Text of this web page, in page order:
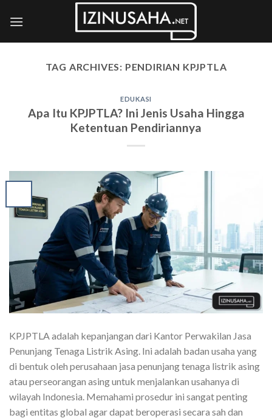
TAG ARCHIVES: PENDIRIAN KPJPTLA
EDUKASI
Apa Itu KPJPTLA? Ini Jenis Usaha Hingga
Ketentuan Pendiriannya
KPJPTLA adalah kepanjangan dari Kantor Perwakilan Jasa
Penunjang Tenaga Listrik Asing. Ini adalah badan usaha yang
di bentuk oleh perusahaan jasa penunjang tenaga listrik asing
atau perseorangan asing untuk menjalankan usahanya di
wilayah Indonesia. Memahami prosedur ini sangat penting
bagi entitas global agar dapat beroperasi secara sah dan